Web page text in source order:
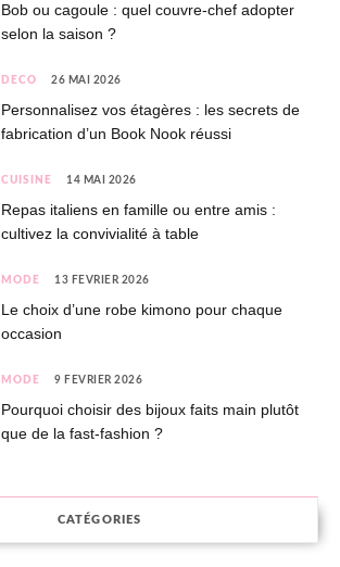
Bob ou cagoule : quel couvre-chef adopter
selon la saison ?
DÉCO 26 MAI 2026
Personnalisez vos étagères : les secrets de
fabrication d’un Book Nook réussi
CUISINE 14 MAI 2026
Repas italiens en famille ou entre amis :
cultivez la convivialité à table
MODE 13 FÉVRIER 2026
Le choix d’une robe kimono pour chaque
occasion
MODE 9 FÉVRIER 2026
Pourquoi choisir des bijoux faits main plutôt
que de la fast-fashion ?
CATÉGORIES